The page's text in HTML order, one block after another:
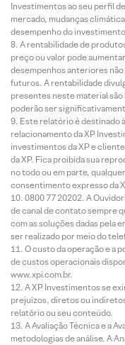
Investimentos ao seu perfil
mercado, mudanças
desempenho do
A rentabilidade de
preço ou valor pode
desempenhos anteriores
futuros. A rentabilidade
presentes neste material são
poderão ser
Este relatório é destinado
relacionamento da XP
investimentos da XP e
da XP. Fica proibida sua
no todo ou em parte,
consentimento expresso da
0800 77 20202. A
de canal de contato sempre
com as soluções dadas pela
ser realizado por meio do
O custo da operação e a
de custos operacionais
www.xpi.com.br.
A XP Investimentos se
prejuízos, diretos ou
relatório ou seu conteúdo.
A Avaliação Técnica e a
metodologias de análise. A